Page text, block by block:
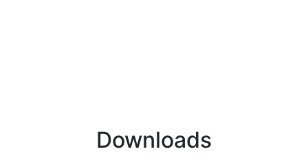
Downloads